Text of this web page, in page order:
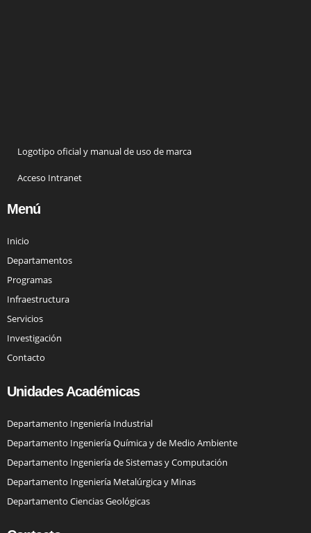
Logotipo oficial y manual de uso de marca
Acceso Intranet
Menú
Inicio
Departamentos
Programas
Infraestructura
Servicios
Investigación
Contacto
Unidades Académicas
Departamento Ingeniería Industrial
Departamento Ingeniería Química y de Medio Ambiente
Departamento Ingeniería de Sistemas y Computación
Departamento Ingeniería Metalúrgica y Minas
Departamento Ciencias Geológicas